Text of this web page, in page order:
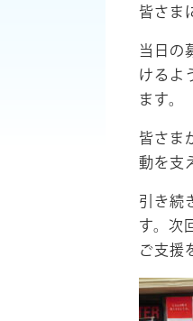
皆さま
当日の
けるよ
ます。
皆さま
動を支
引き続
す。次
ご支援